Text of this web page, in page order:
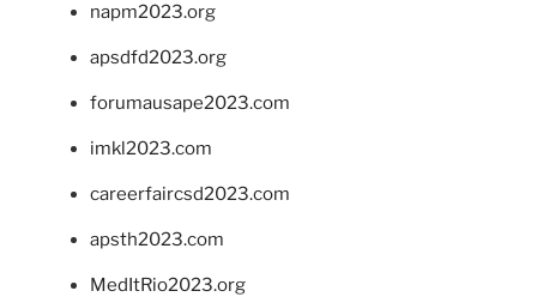
napm2023.org
apsdfd2023.org
forumausape2023.com
imkl2023.com
careerfaircsd2023.com
apsth2023.com
MedItRio2023.org